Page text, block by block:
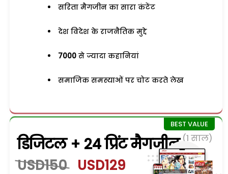
सरिता मैगजीन का सारा कंटेंट
देश विदेश के राजनैतिक मुद्दे
7000 से ज्यादा कहानियां
समाजिक समस्याओं पर चोट करते लेख
डिजिटल + 24 प्रिंट मैगजीन (1 साल)
USD150 USD129